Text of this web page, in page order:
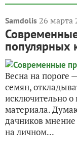
Samdolis 26 марта
популярных
Весна на пороге
семян,
исключительно о
материала.
дачников
на личном...